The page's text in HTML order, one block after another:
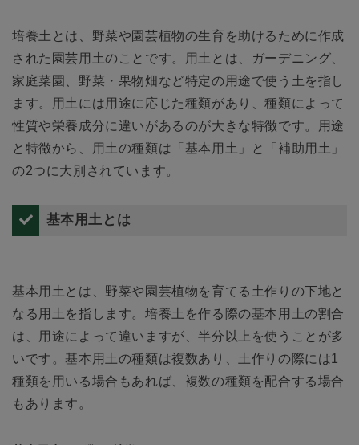
培養土とは、野菜や園芸植物の生育を助けるために作成
された園芸用土のことです。用土とは、ガーデニング、
家庭菜園、野菜・果物畑など特定の用途で使う土を指し
ます。用土には用途に応じた種類があり、種類によって
性質や栄養成分に違いがあるのが大きな特徴です。用途
と特徴から、用土の種類は「基本用土」と「補助用土」
の2つに大別されています。
基本用土とは
基本用土とは、野菜や園芸植物を育てる土作りの下地と
なる用土を指します。培養土を作る際の基本用土の割合
は、用途によって違いますが、半分以上を使うことが多
いです。基本用土の種類は複数あり、土作りの際には1
種類を用いる場合もあれば、複数の種類を配合する場合
もあります。